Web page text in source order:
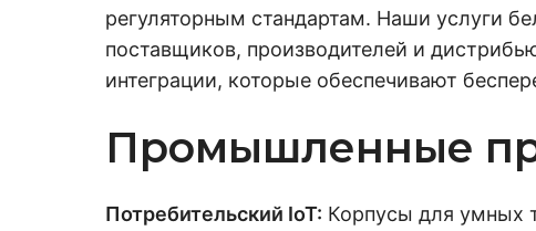
регуляторным стандартам. Наши услуги
поставщиков, производителей и
интеграции, которые обеспечивают
Промышленные
Потребительский IoT: Корпусы для умных